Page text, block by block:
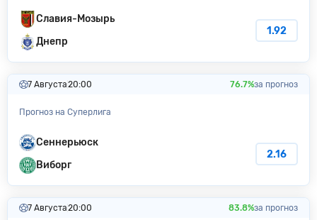
Славия-Мозырь
Днепр
1.92
7 Августа20:00 76.7%за прогноз
Прогноз на Суперлига
Сеннерьюск
Виборг
2.16
7 Августа20:00 83.8%за прогноз